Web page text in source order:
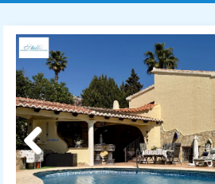
Home Costa Blanca
Nieuwbouw
Informatie
Contact
Previous